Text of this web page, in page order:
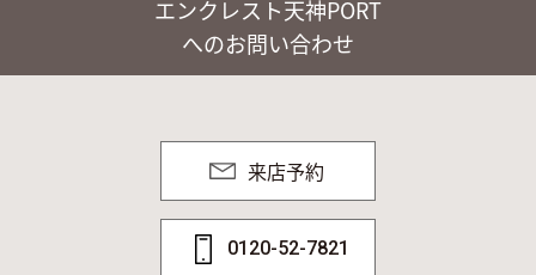
エンクレスト天神PORT
へのお問い合わせ
来店予約
0120-52-7821